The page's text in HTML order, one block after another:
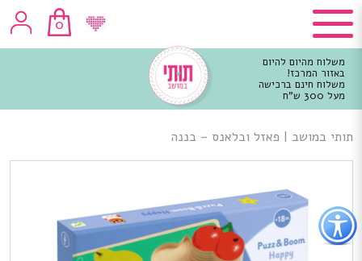
כפתור
לפתיחת
תפריט
נגישות
0
משלוח מהיום להיום
באזור המרכז!
משלוח חינם ברכישה
מעל 300 ש"ח
מרכזי
תותי במושב | פאזל ובלאנס – בננה